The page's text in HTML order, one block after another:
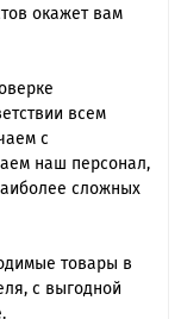
окажет вам
всем
с
наш персонал,
сложных
товары в
с выгодной